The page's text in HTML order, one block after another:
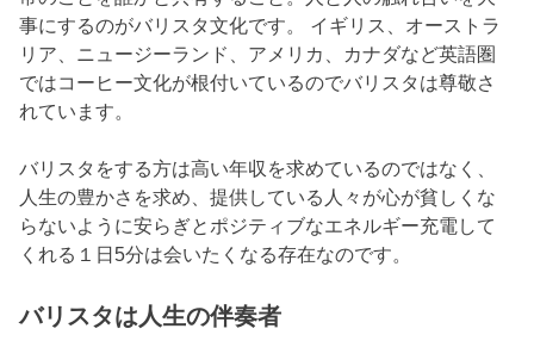
事にするのがバリスタ文化です。 イギリス、オーストラ
リア、ニュージーランド、アメリカ、カナダなど英語圏
ではコーヒー文化が根付いているのでバリスタは尊敬さ
れています。
バリスタをする方は高い年収を求めているのではなく、
人生の豊かさを求め、提供している人々が心が貧しくな
らないように安らぎとポジティブなエネルギー充電して
くれる１日5分は会いたくなる存在なのです。
バリスタは人生の伴奏者